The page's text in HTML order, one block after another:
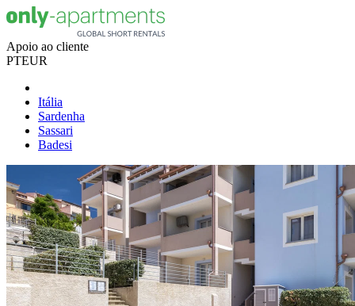
Apoio ao cliente
PTEUR
Itália
Sardenha
Sassari
Badesi